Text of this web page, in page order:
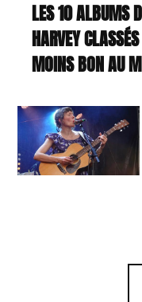
LES 10 ALBUMS
HARVEY
MOINS BON AU